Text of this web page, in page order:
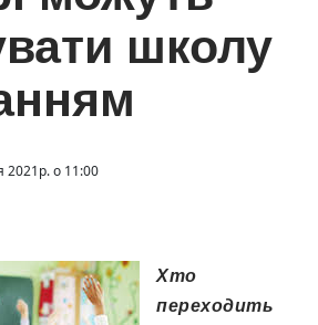
школу
2021р. о 11:00
Хто
переходить